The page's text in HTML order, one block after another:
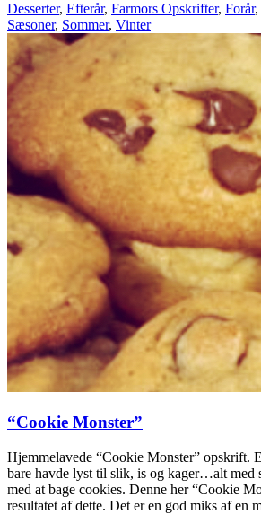
Desserter, Efterår, Farmors Opskrifter, Forår,
Sæsoner, Sommer, Vinter
“Cookie Monster”
Hjemmelavede “Cookie Monster” opskrift.
bare havde lyst til slik, is og kager…alt med
med at bage cookies. Denne her “Cookie
resultatet af dette. Det er en god miks af en